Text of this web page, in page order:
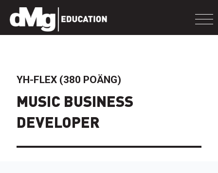
YH-FLEX (380 POÄNG)
MUSIC BUSINESS
DEVELOPER